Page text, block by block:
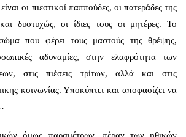
οι πιεστικοί παππούδες, οι πατεράδες της
δυστυχώς, οι ίδιες τους οι μητέρες. Το
που φέρει τους μαστούς της θρέψης,
αδυναμίες, στην ελαφρότητα των
στις πιέσεις τρίτων, αλλά και στις
κοινωνίας. Υποκύπτει και αποφασίζει να